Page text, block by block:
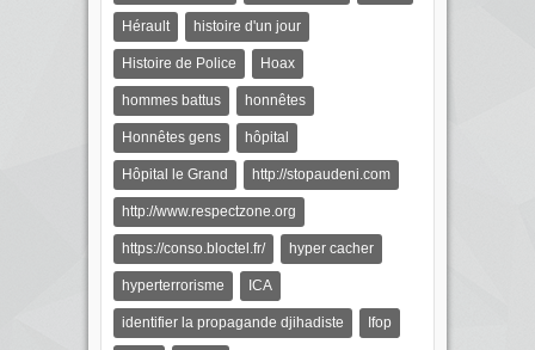
Hérault histoire d'un jour
Histoire de Police Hoax
hommes battus honnêtes
Honnêtes gens hôpital
Hôpital le Grand http://stopaudeni.com
http://www.respectzone.org
https://conso.bloctel.fr/ hyper cacher
hyperterrorisme ICA
identifier la propagande djihadiste Ifop